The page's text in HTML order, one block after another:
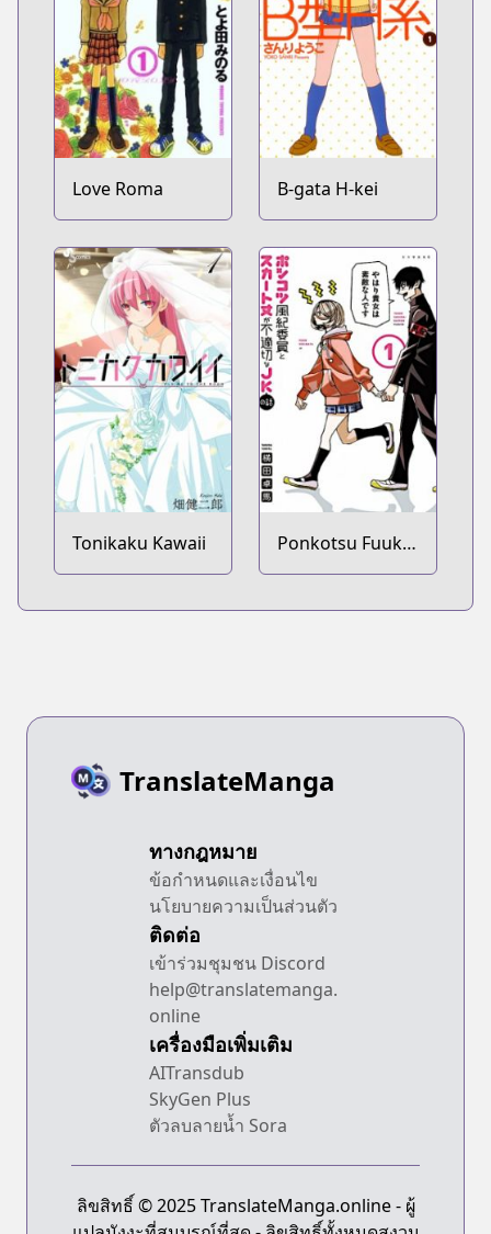
Love Roma B-gata H-kei
Tonikaku Kawaii
Ponkotsu Fuuki
Iin to Skirt-take
TranslateManga
ทางกฎหมาย
ข้อกำหนดและเงื่อนไข
นโยบายความเป็นส่วนตัว
ติดต่อ
เข้าร่วมชุมชน Discord
help@translatemanga.
online
เครื่องมือเพิ่มเติม
AITransdub
SkyGen Plus
ตัวลบลายน้ำ Sora
ลิขสิทธิ์ © 2025 TranslateManga.online - ผู้